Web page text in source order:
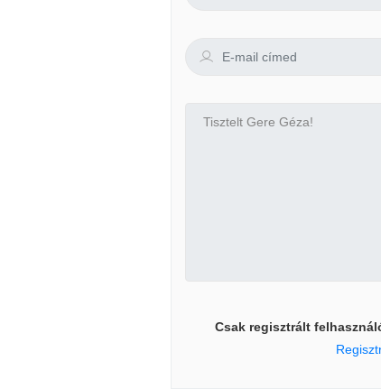
Csak regisztrált